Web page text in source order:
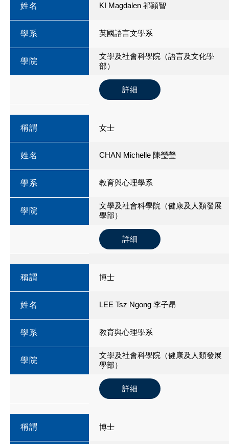
姓名 KI Magdalen 祁頴智
學系 英國語言文學系
學院
文學及社會科學院（語言及文化學
部）
詳細
稱謂 女士
姓名 CHAN Michelle 陳瑩瑩
學系 教育與心理學系
學院
文學及社會科學院（健康及人類發展
學部）
詳細
稱謂 博士
姓名 LEE Tsz Ngong 李子昂
學系 教育與心理學系
學院
文學及社會科學院（健康及人類發展
學部）
詳細
稱謂 博士